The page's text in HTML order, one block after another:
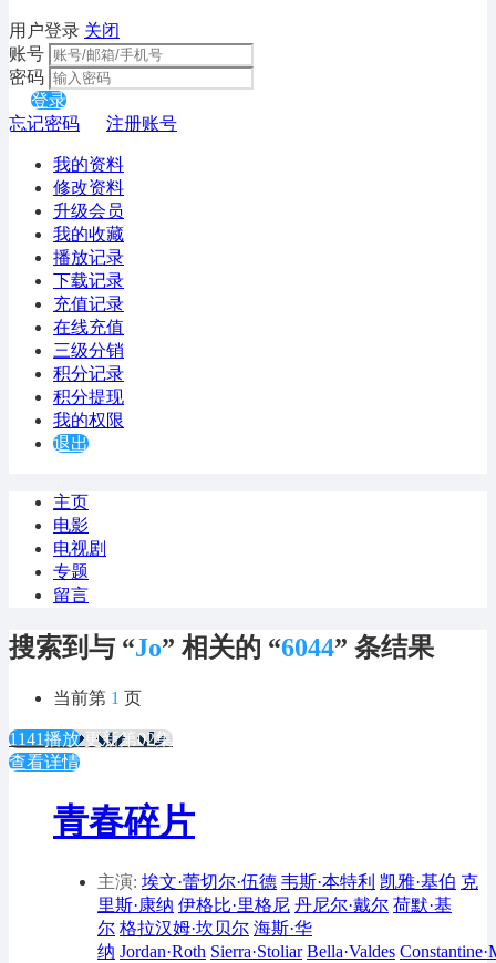
用户登录 关闭
账号
密码
登录
忘记密码
注册账号
我的资料
修改资料
升级会员
我的收藏
播放记录
下载记录
充值记录
在线充值
三级分销
积分记录
积分提现
我的权限
退出
主页
电影
电视剧
专题
留言
搜索到与 “Jo” 相关的 “6044” 条结果
当前第 1 页
1141播放 更新第02集
查看详情
青春碎片
主演: 埃文·蕾切尔·伍德 韦斯·本特利 凯雅·基伯 克
里斯·康纳 伊格比·里格尼 丹尼尔·戴尔 荷默·基
尔 格拉汉姆·坎贝尔 海斯·华
纳 Jordan·Roth Sierra·Stoliar Bella·Valdes